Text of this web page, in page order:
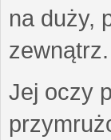
na duży,
zewnątrz.
Jej oczy